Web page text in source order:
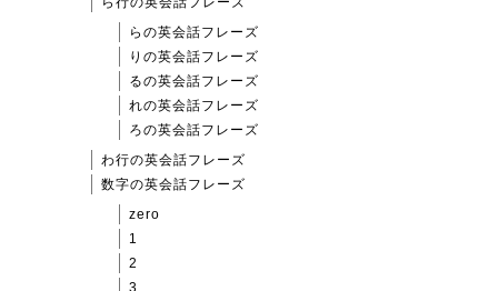
らの英会話フレーズ
りの英会話フレーズ
るの英会話フレーズ
れの英会話フレーズ
ろの英会話フレーズ
わ行の英会話フレーズ
数字の英会話フレーズ
zero
1
2
3